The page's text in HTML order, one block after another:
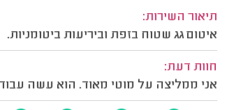
תיאור השירות:
איטום גג שטוח בזפת וביריעות ביטומניות.
חוות דעת:
אני ממליצה על מוטי מאוד. הוא עשה